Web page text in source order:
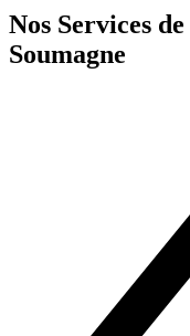
Nos Services de
Soumagne